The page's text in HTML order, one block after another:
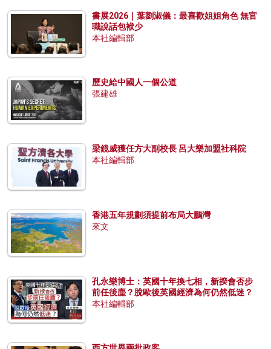
書展2026｜葉劉淑儀：最喜歡姐姐角色 無官
職說話包袱少
本社編輯部
歷史給中國人一個公道
張建雄
梁鏡威獲任方大副校長 呂大樂加盟社科院
本社編輯部
香港五年規劃須提前布局大鵬灣
來文
孔永樂博士：英國十年換七相，新揆會否步
前任後塵？脫歐後英國經濟為何仍然低迷？
本社編輯部